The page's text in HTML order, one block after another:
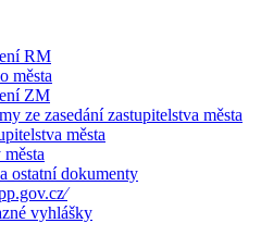
RM
města
ZM
ze zasedání zastupitelstva města
města
ostatní dokumenty
vyhlášky